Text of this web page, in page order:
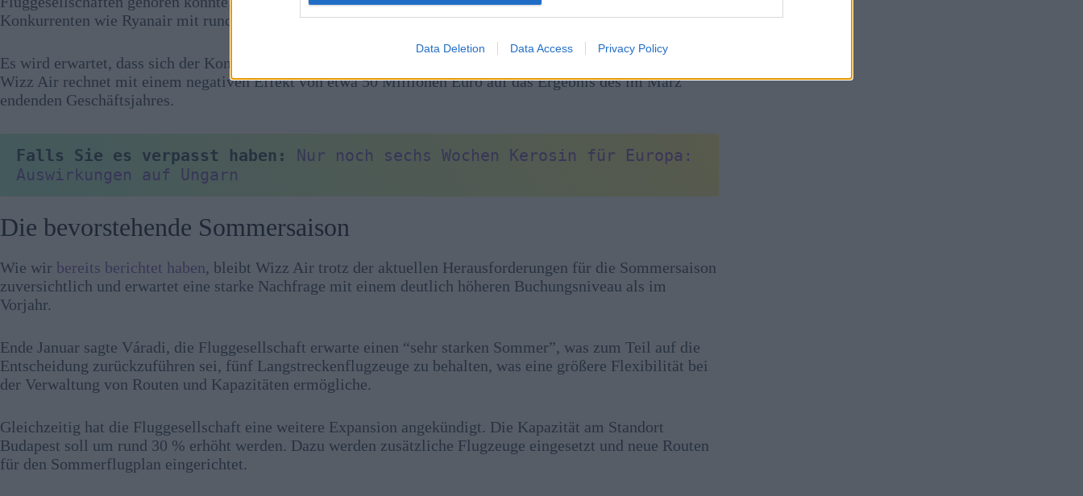
Data Deletion Data Access Privacy Policy
Konkurrenten wie Ryanair mit rund 80 % deutlich höhere Absicherungsquoten aufweisen.
Es wird erwartet, dass sich der Konflikt auch auf die finanzielle Leistung des Unternehmens auswirken wird.
Wizz Air rechnet mit einem negativen Effekt von etwa 50 Millionen Euro auf das Ergebnis des im März
endenden Geschäftsjahres.
Falls Sie es verpasst haben:
Nur noch sechs Wochen Kerosin für Europa:
Auswirkungen auf Ungarn
Die bevorstehende Sommersaison
Wie wir bereits berichtet haben, bleibt Wizz Air trotz der aktuellen Herausforderungen für die Sommersaison
zuversichtlich und erwartet eine starke Nachfrage mit einem deutlich höheren Buchungsniveau als im
Vorjahr.
Ende Januar sagte Váradi, die Fluggesellschaft erwarte einen “sehr starken Sommer”, was zum Teil auf die
Entscheidung zurückzuführen sei, fünf Langstreckenflugzeuge zu behalten, was eine größere Flexibilität bei
der Verwaltung von Routen und Kapazitäten ermögliche.
Gleichzeitig hat die Fluggesellschaft eine weitere Expansion angekündigt. Die Kapazität am Standort
Budapest soll um rund 30 % erhöht werden. Dazu werden zusätzliche Flugzeuge eingesetzt und neue Routen
für den Sommerflugplan eingerichtet.